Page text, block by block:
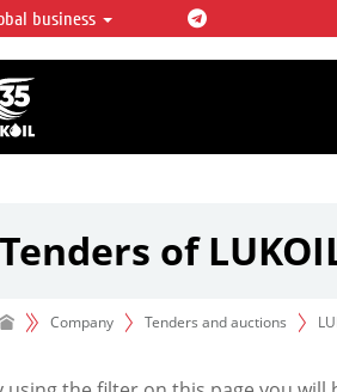
OVERVIEW
is one of the largest oil & gas
companies in the world
2% of crude production and circa
reserves globally.
business
Tenders of
Company Tenders and auctions